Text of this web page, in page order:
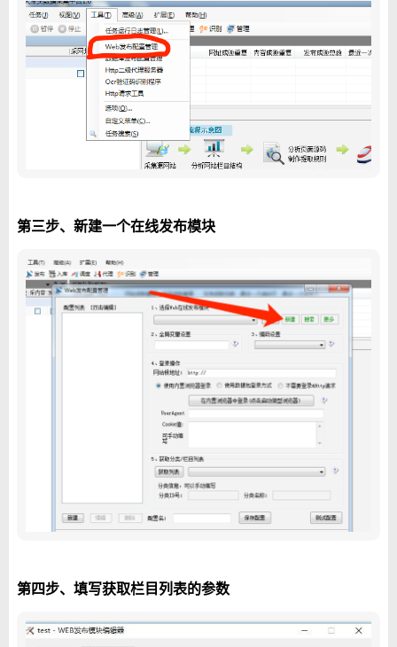
第三步、新建一个在线发布模块
第四步、填写获取栏目列表的参数